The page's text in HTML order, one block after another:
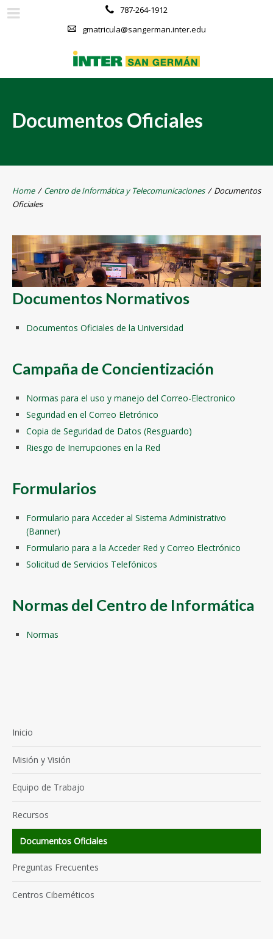
787-264-1912
gmatricula@sangerman.inter.edu
Documentos Oficiales
Home / Centro de Informática y Telecomunicaciones / Documentos
Oficiales
Documentos Normativos
Documentos Oficiales de la Universidad
Campaña de Concientización
Normas para el uso y manejo del Correo-Electronico
Seguridad en el Correo Eletrónico
Copia de Seguridad de Datos (Resguardo)
Riesgo de Inerrupciones en la Red
Formularios
Formulario para Acceder al Sistema Administrativo
(Banner)
Formulario para a la Acceder Red y Correo Electrónico
Solicitud de Servicios Telefónicos
Normas del Centro de Informática
Normas
Inicio
Misión y Visión
Equipo de Trabajo
Recursos
Documentos Oficiales
Preguntas Frecuentes
Centros Cibernéticos